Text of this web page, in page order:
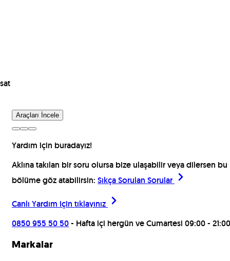
Araçları İncele
Yardım için buradayız!
Aklına takılan bir soru olursa bize ulaşabilir veya dilersen bu
bölüme göz atabilirsin: Sıkça Sorulan Sorular
Canlı Yardım için tıklayınız
0850 955 50 50- Hafta içi hergün ve Cumartesi 09:00 - 21:00
Markalar